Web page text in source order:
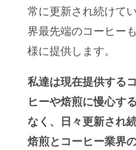
常に更新され続けて
界最先端のコーヒー
様に提供します。
私達は現在提供する
ヒーや焙煎に慢心す
なく、日々更新され
焙煎とコーヒー業界